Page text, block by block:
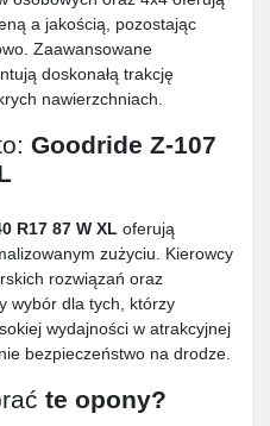
a jakością, pozostając
Zaawansowane
doskonałą trakcję
nawierzchniach.
Goodride Z-107
R17 87 W XL oferują
zużyciu. Kierowcy
rozwiązań oraz
wybór dla tych, którzy
wydajności w atrakcyjnej
bezpieczeństwo na drodze.
te opony?